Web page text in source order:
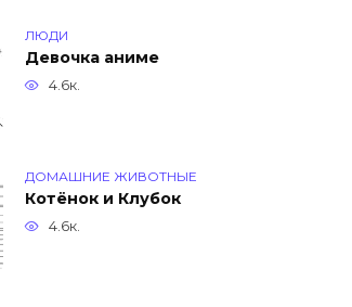
ЛЮДИ
Девочка аниме
4.6к.
ДОМАШНИЕ ЖИВОТНЫЕ
Котёнок и Клубок
4.6к.